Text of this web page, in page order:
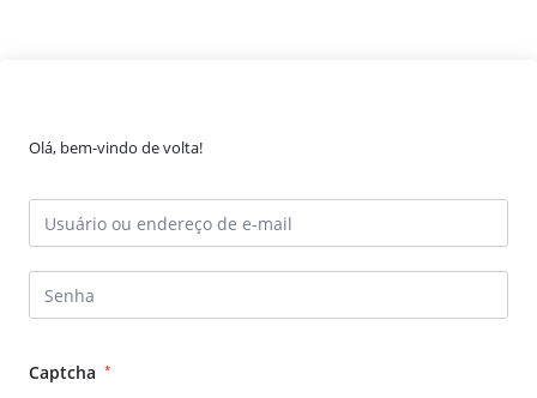
Olá, bem-vindo de volta!
Captcha *